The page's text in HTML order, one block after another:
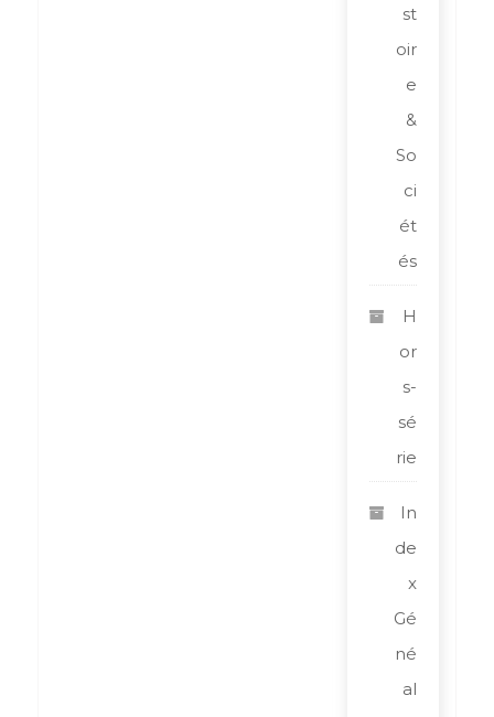
st
oir
e
&
So
ci
ét
és
H
or
s-
sé
rie
In
de
x
Gé
né
al